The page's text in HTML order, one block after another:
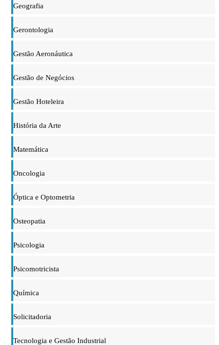
Geografia
Gerontologia
Gestão Aeronáutica
Gestão de Negócios
Gestão Hoteleira
História da Arte
Matemática
Oncologia
Óptica e Optometria
Osteopatia
Psicologia
Psicomotricista
Química
Solicitadoria
Tecnologia e Gestão Industrial